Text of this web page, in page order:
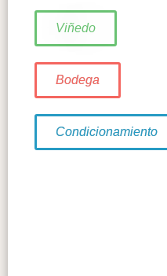
Viñedo
Bodega
Condicionamiento